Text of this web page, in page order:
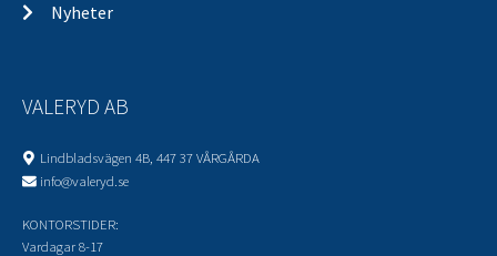
Nyheter
VALERYD AB
Lindbladsvägen 4B, 447 37 VÅRGÅRDA
info@valeryd.se
KONTORSTIDER:
Vardagar 8-17